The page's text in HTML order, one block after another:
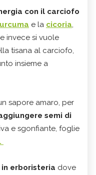
con il carciofo
e la cicoria,
invece si vuole
tisana al carciofo,
insieme a
sapore amaro, per
semi di
e sgonfiante, foglie
erboristeria dove